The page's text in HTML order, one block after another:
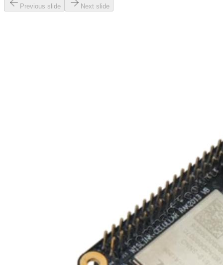
Previous slide Next slide